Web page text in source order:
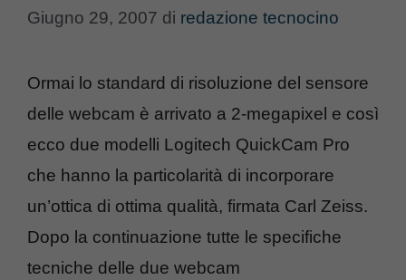
Giugno 29, 2007 di redazione tecnocino
Ormai lo standard di risoluzione del sensore
delle webcam è arrivato a 2-megapixel e così
ecco due modelli Logitech QuickCam Pro
che hanno la particolarità di incorporare
un’ottica di ottima qualità, firmata Carl Zeiss.
Dopo la continuazione tutte le specifiche
tecniche delle due webcam